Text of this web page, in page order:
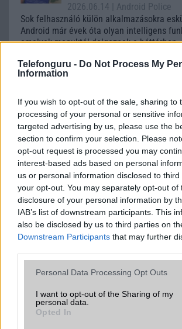
Telefonguru - Do Not Process My
Information
If you wish to opt-out of the sale, sharing to
processing of your personal or sensitive
targeted advertising by us, please use the
section to confirm your selection. Please
opt-out request is processed you may
interest-based ads based on personal
us or personal information disclosed to
your opt-out. You may separately opt-out of
disclosure of your personal information by
IAB’s list of downstream participants. This
also be disclosed by us to third parties on
Downstream Participants that may further
Please note that this website/app uses one
not limited to your visit or usage behaviour.
grant or deny consent to Google and its
use your data for below specified purposes
Personal Data Processing Opt Outs
I want to opt-out of the Sharing of my
personal data.
Opted In
2026.06.14
| Android Police
Sok felhasználó külön alkalmazásokra
Android már évek óta olyan intelligens
amelyek maguktól dolgoznak a háttérben.
Ez a rejtett Samsung
sokan mégsem tudnak
2026.07.12| Android Central
Az Edge Panel az egyik leghasznosabb
jelentősen felgyorsítja a mindennapi
miközben a Pixel telefonokból továbbra is
KAPCSOLÓDÓ HÍREK
Töltsd le magadnak a Moto X újdonságait!
Jártál már a Motorola gyárában?
Motorola Moto X: januárban Európában?